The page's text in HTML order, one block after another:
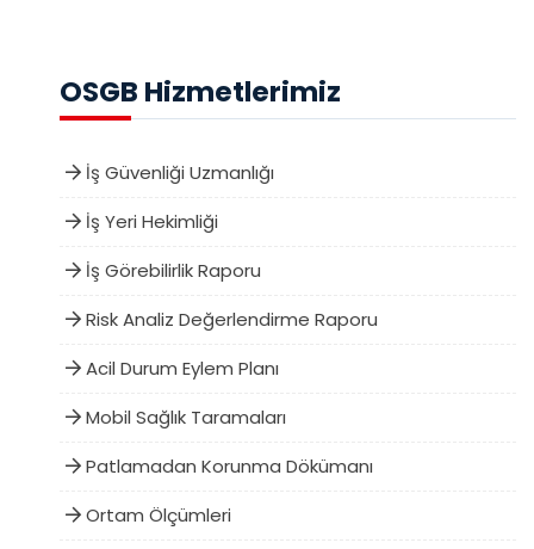
OSGB Hizmetlerimiz
İş Güvenliği Uzmanlığı
İş Yeri Hekimliği
İş Görebilirlik Raporu
Risk Analiz Değerlendirme Raporu
Acil Durum Eylem Planı
Mobil Sağlık Taramaları
Patlamadan Korunma Dökümanı
Ortam Ölçümleri